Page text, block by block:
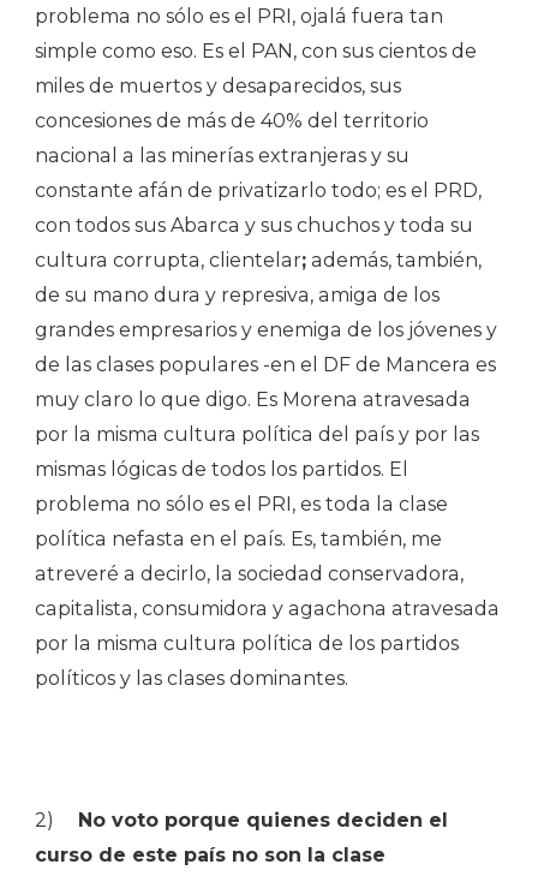
problema no sólo es el PRI, ojalá fuera tan
simple como eso. Es el PAN, con sus cientos de
miles de muertos y desaparecidos, sus
concesiones de más de 40% del territorio
nacional a las minerías extranjeras y su
constante afán de privatizarlo todo; es el PRD,
con todos sus Abarca y sus chuchos y toda su
cultura corrupta, clientelar; además, también,
de su mano dura y represiva, amiga de los
grandes empresarios y enemiga de los jóvenes y
de las clases populares -en el DF de Mancera es
muy claro lo que digo. Es Morena atravesada
por la misma cultura política del país y por las
mismas lógicas de todos los partidos. El
problema no sólo es el PRI, es toda la clase
política nefasta en el país. Es, también, me
atreveré a decirlo, la sociedad conservadora,
capitalista, consumidora y agachona atravesada
por la misma cultura política de los partidos
políticos y las clases dominantes.
2) No voto porque quienes deciden el
curso de este país no son la clase